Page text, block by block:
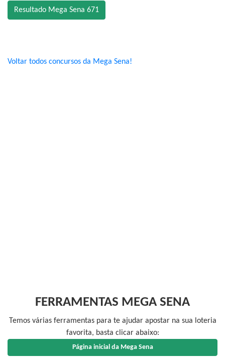
Resultado Mega Sena 671
Voltar todos concursos da Mega Sena!
FERRAMENTAS MEGA SENA
Temos várias ferramentas para te ajudar apostar na sua loteria
favorita, basta clicar abaixo:
Página inicial da Mega Sena